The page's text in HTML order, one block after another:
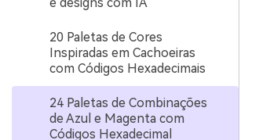
20 Paletas de Cores
Inspiradas em Cachoeiras
com Códigos Hexadecimais
24 Paletas de Combinações
de Azul e Magenta com
Códigos Hexadecimal